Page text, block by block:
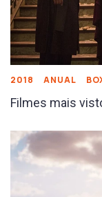
2018 ANUAL
Filmes mais